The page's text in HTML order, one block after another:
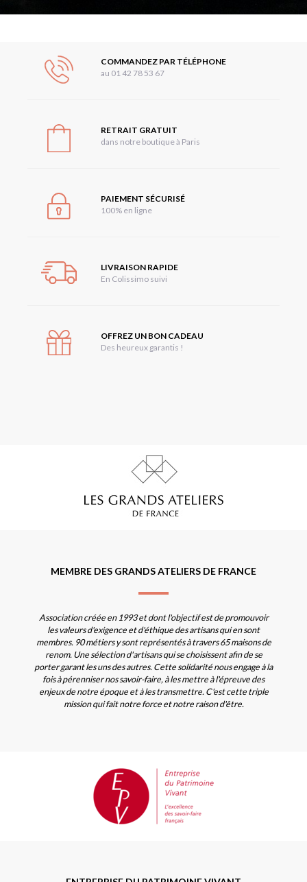
COMMANDEZ PAR TÉLÉPHONE
au 01 42 78 53 67
RETRAIT GRATUIT
dans notre boutique à Paris
PAIEMENT SÉCURISÉ
100% en ligne
LIVRAISON RAPIDE
En Colissimo suivi
OFFREZ UN BON CADEAU
Des heureux garantis !
MEMBRE DES GRANDS ATELIERS DE FRANCE
Association créée en 1993 et dont l'objectif est de promouvoir
les valeurs d'exigence et d'éthique des artisans qui en sont
membres. 90 métiers y sont représentés à travers 65 maisons de
renom. Une sélection d'artisans qui se choisissent afin de se
porter garant les uns des autres. Cette solidarité nous engage à la
fois à pérenniser nos savoir-faire, à les mettre à l'épreuve des
enjeux de notre époque et à les transmettre. C'est cette triple
mission qui fait notre force et notre raison d'être.